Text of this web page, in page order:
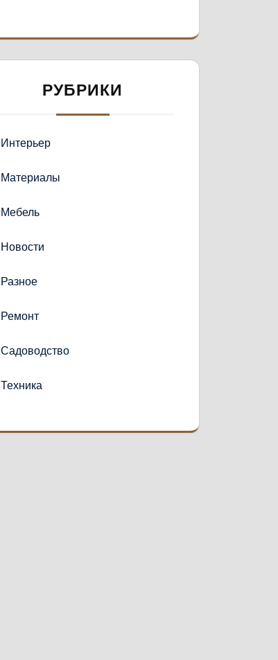
РУБРИКИ
Интерьер
Материалы
Мебель
Новости
Разное
Ремонт
Садоводство
Техника